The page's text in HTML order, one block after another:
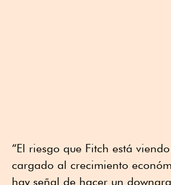
“El riesgo que Fitch está
cargado al crecimiento
hay señal de hacer un